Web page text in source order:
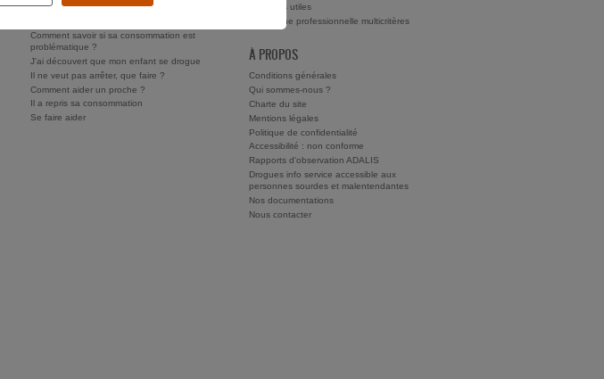
Comment parler des drogues à mes enfants ?
Comment savoir si sa consommation est
problématique ?
J'ai découvert que mon enfant se drogue
Il ne veut pas arrêter, que faire ?
Comment aider un proche ?
Il a repris sa consommation
Se faire aider
Adresses utiles
Recherche professionnelle multicritères
À PROPOS
Conditions générales
Qui sommes-nous ?
Charte du site
Mentions légales
Politique de confidentialité
Accessibilité : non conforme
Rapports d'observation ADALIS
Drogues info service accessible aux
personnes sourdes et malentendantes
Nos documentations
Nous contacter